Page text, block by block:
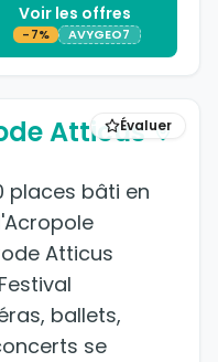
: il est
Voir les offres
-7% AVYGEO7
Évaluer
Atticus
places bâti en
Atticus
ballets,
se